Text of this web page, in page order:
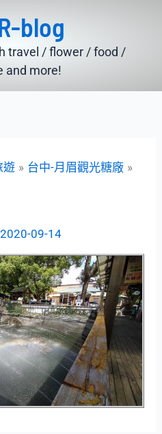
blog
travel / flower / food /
and more!
遊
台中-月眉觀光糖廠
2020-09-14